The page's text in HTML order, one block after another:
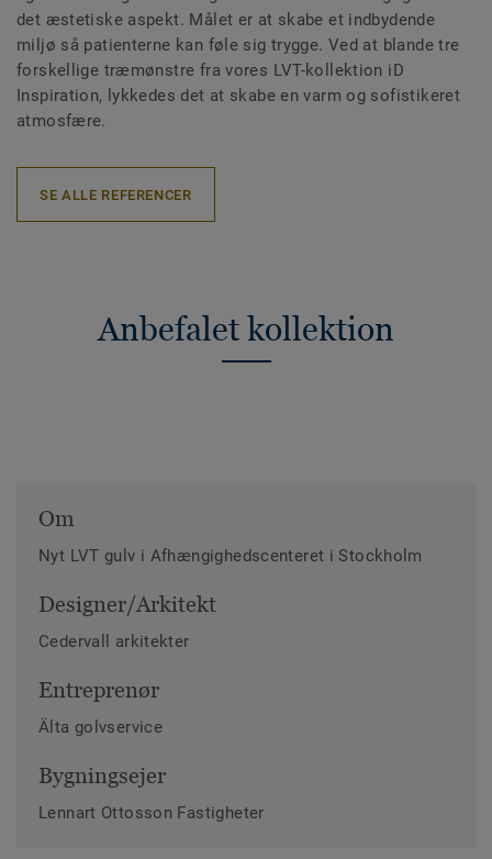
det æstetiske aspekt. Målet er at skabe et indbydende
miljø så patienterne kan føle sig trygge. Ved at blande tre
forskellige træmønstre fra vores LVT-kollektion iD
Inspiration, lykkedes det at skabe en varm og sofistikeret
atmosfære.
SE ALLE REFERENCER
Anbefalet kollektion
Om
Nyt LVT gulv i Afhængighedscenteret i Stockholm
Designer/Arkitekt
Cedervall arkitekter
Entreprenør
Älta golvservice
Bygningsejer
Lennart Ottosson Fastigheter